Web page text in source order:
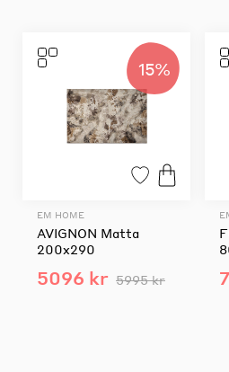
15%
EM HOME
AVIGNON Matta
200x290
5096 kr 5995 kr